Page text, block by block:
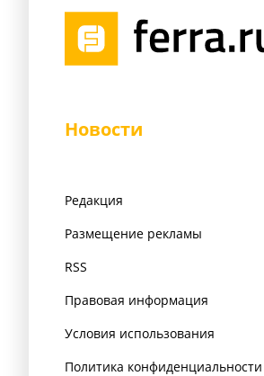
Новости
Редакция
Размещение рекламы
RSS
Правовая информация
Условия использования
Политика конфиденциальности